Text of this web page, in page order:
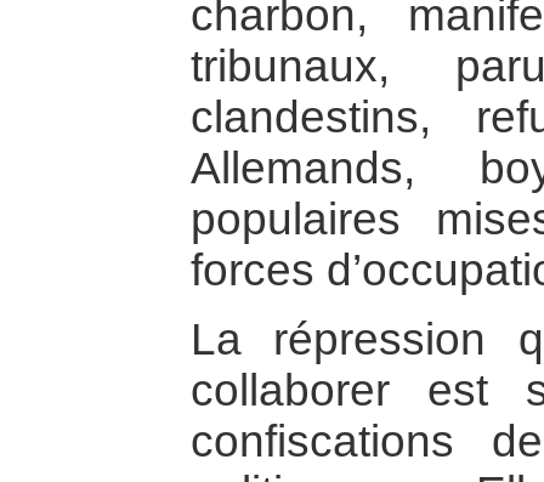
charbon,
tribunaux,
clandestins,
Allemands,
populaires
forces
La répression
collaborer est
confiscations